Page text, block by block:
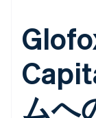
済
Managed
Payments
マーチャント
オブレコード
ソリューショ
ン
Payment links
ムへ